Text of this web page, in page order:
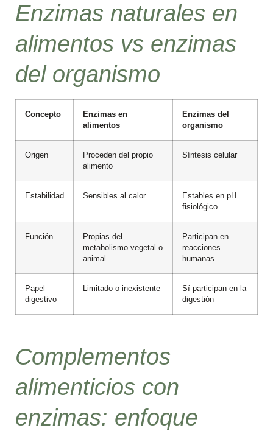
Enzimas naturales en
alimentos vs enzimas
del organismo
Concepto
Enzimas en
alimentos
Enzimas del
organismo
Origen
Proceden del propio
alimento
Síntesis celular
Estabilidad Sensibles al calor
Estables en pH
fisiológico
Función
Propias del
metabolismo vegetal o
animal
Participan en
reacciones
humanas
Papel
digestivo
Limitado o inexistente
Sí participan en la
digestión
Complementos
alimenticios con
enzimas: enfoque